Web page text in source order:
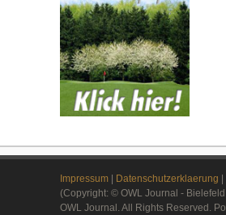
Impressum Datenschutzerklaerung
(Copyright: © OWL Journal -
OWL Journal. All Rights Reserved.